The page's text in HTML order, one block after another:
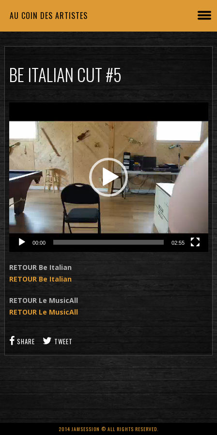
AU COIN DES ARTISTES
BE ITALIAN CUT #5
vidéo
00:00 02:55
RETOUR Be Italian
RETOUR Be Italian
RETOUR Le MusicAll
RETOUR Le MusicAll
SHARE TWEET
2014 JAMSESSION © ALL RIGHTS RESERVED.